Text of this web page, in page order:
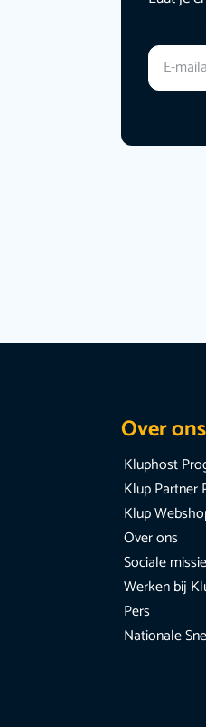
Over ons
Kluphost
Klup Partner
Klup
Over ons
Sociale
Werken bij
Pers
Nationale